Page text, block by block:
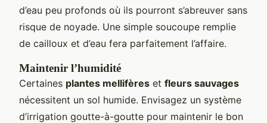
d’eau peu profonds où ils pourront s’abreuver sans
risque de noyade. Une simple soucoupe remplie
de cailloux et d’eau fera parfaitement l’affaire.
Maintenir l’humidité
Certaines plantes mellifères et fleurs sauvages
nécessitent un sol humide. Envisagez un système
d’irrigation goutte-à-goutte pour maintenir le bon